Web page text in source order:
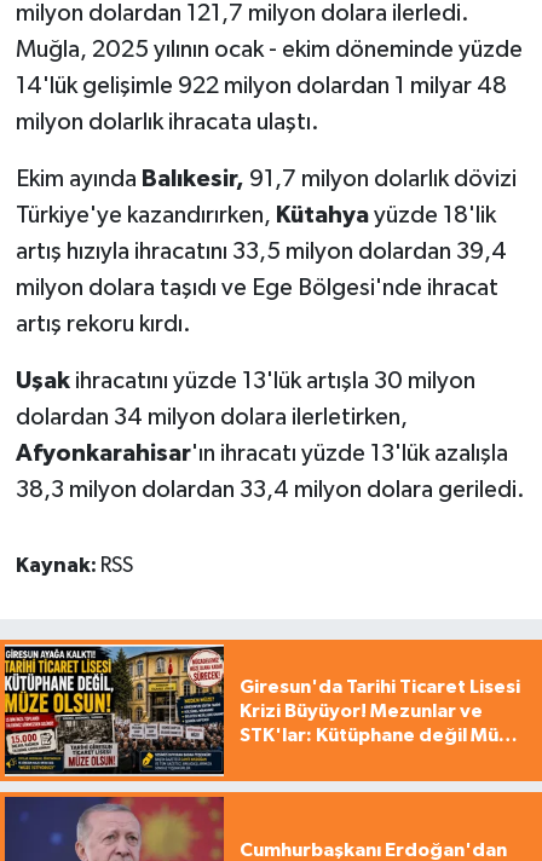
milyon dolardan 121,7 milyon dolara ilerledi.
Muğla, 2025 yılının ocak - ekim döneminde yüzde
14'lük gelişimle 922 milyon dolardan 1 milyar 48
milyon dolarlık ihracata ulaştı.
Ekim ayında Balıkesir, 91,7 milyon dolarlık dövizi
Türkiye'ye kazandırırken, Kütahya yüzde 18'lik
artış hızıyla ihracatını 33,5 milyon dolardan 39,4
milyon dolara taşıdı ve Ege Bölgesi'nde ihracat
artış rekoru kırdı.
Uşak ihracatını yüzde 13'lük artışla 30 milyon
dolardan 34 milyon dolara ilerletirken,
Afyonkarahisar'ın ihracatı yüzde 13'lük azalışla
38,3 milyon dolardan 33,4 milyon dolara geriledi.
Kaynak: RSS
Giresun'da Tarihi Ticaret Lisesi
Krizi Büyüyor! Mezunlar ve
STK'lar: Kütüphane değil Müze
Cumhurbaşkanı Erdoğan'dan